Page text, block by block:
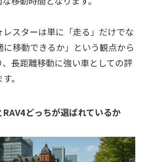
レスターは単に「走る」だけでな
に移動できるか」という観点から
長距離移動に強い車としての評
。
どっちが選ばれているか